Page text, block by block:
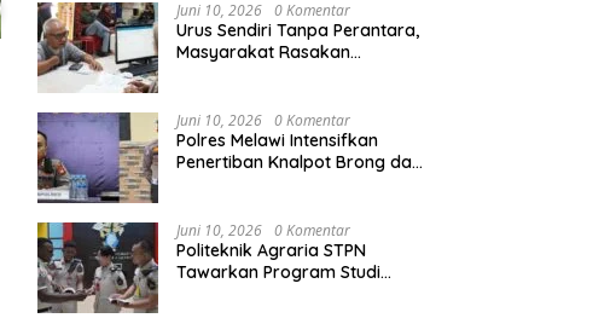
Melawi Naik ke Peringkat 10
Sementara MTQ XXXIV Kalbar
Terbuka
Kapolres Melawi AKBP
Bhabinkamtibmas
Agraria/Pertanahan dan Tata
Ruang
Juni 10, 2026 0 Komentar
Urus Sendiri Tanpa Perantara,
Masyarakat Rasakan
Juni 10, 2026 0 Komentar
Polres Melawi Intensifkan
Penertiban Knalpot Brong dan
Juni 10, 2026 0 Komentar
Politeknik Agraria STPN
Tawarkan Program Studi